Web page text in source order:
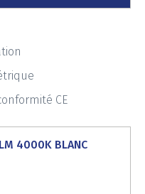
CE
4000K BLANC